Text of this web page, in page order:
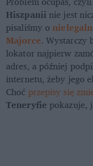
Hiszpanii nie jest
pisaliśmy o
Majorce. Wystarczy
lokator najpierw
adres, a później
internetu, żeby jego
Choć przepisy się
Teneryfie pokazuje,